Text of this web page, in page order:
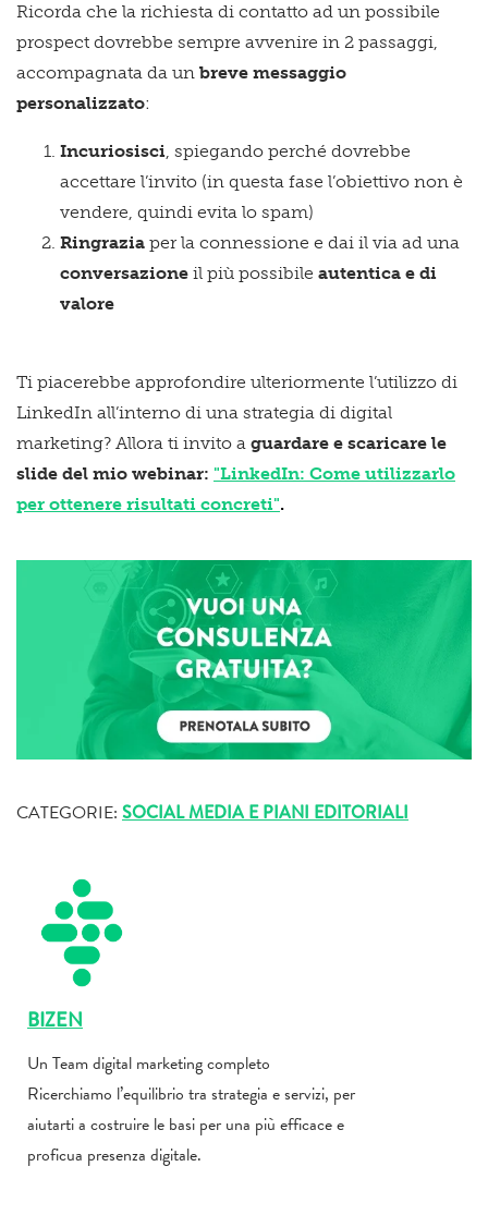
Ricorda che la richiesta di contatto ad un possibile
prospect dovrebbe sempre avvenire in 2 passaggi,
accompagnata da un breve messaggio
personalizzato:
Incuriosisci, spiegando perché dovrebbe
accettare l’invito (in questa fase l’obiettivo non è
vendere, quindi evita lo spam)
Ringrazia per la connessione e dai il via ad una
conversazione il più possibile autentica e di
valore
Ti piacerebbe approfondire ulteriormente l’utilizzo di
LinkedIn all’interno di una strategia di digital
marketing? Allora ti invito a guardare e scaricare le
slide del mio webinar: "LinkedIn: Come utilizzarlo
per ottenere risultati concreti".
CATEGORIE: SOCIAL MEDIA E PIANI EDITORIALI
BIZEN
Un Team digital marketing completo
Ricerchiamo l’equilibrio tra strategia e servizi, per
aiutarti a costruire le basi per una più efficace e
proficua presenza digitale.